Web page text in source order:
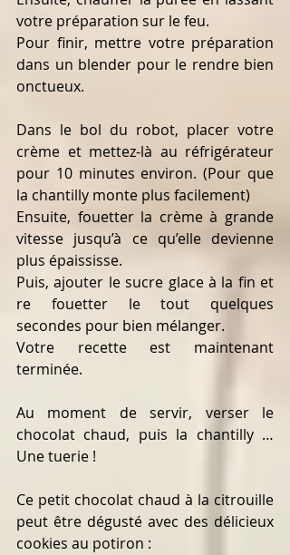
votre préparation sur le feu.
Pour finir, mettre votre préparation
dans un blender pour le rendre bien
onctueux.
Dans le bol du robot, placer votre
crème et mettez-là au réfrigérateur
pour 10 minutes environ. (Pour que
la chantilly monte plus facilement)
Ensuite, fouetter la crème à grande
vitesse jusqu’à ce qu’elle devienne
plus épaississe.
Puis, ajouter le sucre glace à la fin et
re fouetter le tout quelques
secondes pour bien mélanger.
Votre recette est maintenant
terminée.
Au moment de servir, verser le
chocolat chaud, puis la chantilly …
Une tuerie !
Ce petit chocolat chaud à la citrouille
peut être dégusté avec des délicieux
cookies au potiron :